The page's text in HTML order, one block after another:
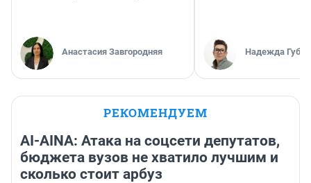
Анастасия Завгородняя Надежда
РЕКОМЕНДУЕМ
AI-AINA: Атака на соцсети депутатов,
бюджета вузов не хватило лучшим и
сколько стоит арбуз